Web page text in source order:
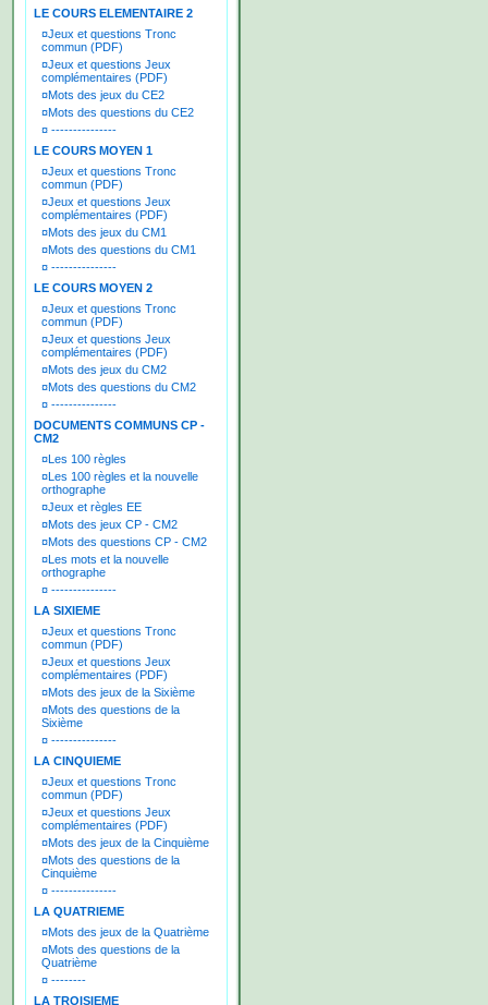
LE COURS ELEMENTAIRE 2
¤Jeux et questions Tronc
commun (PDF)
¤Jeux et questions Jeux
complémentaires (PDF)
¤Mots des jeux du CE2
¤Mots des questions du CE2
¤ ---------------
LE COURS MOYEN 1
¤Jeux et questions Tronc
commun (PDF)
¤Jeux et questions Jeux
complémentaires (PDF)
¤Mots des jeux du CM1
¤Mots des questions du CM1
¤ ---------------
LE COURS MOYEN 2
¤Jeux et questions Tronc
commun (PDF)
¤Jeux et questions Jeux
complémentaires (PDF)
¤Mots des jeux du CM2
¤Mots des questions du CM2
¤ ---------------
DOCUMENTS COMMUNS CP -
CM2
¤Les 100 règles
¤Les 100 règles et la nouvelle
orthographe
¤Jeux et règles EE
¤Mots des jeux CP - CM2
¤Mots des questions CP - CM2
¤Les mots et la nouvelle
orthographe
¤ ---------------
LA SIXIEME
¤Jeux et questions Tronc
commun (PDF)
¤Jeux et questions Jeux
complémentaires (PDF)
¤Mots des jeux de la Sixième
¤Mots des questions de la
Sixième
¤ ---------------
LA CINQUIEME
¤Jeux et questions Tronc
commun (PDF)
¤Jeux et questions Jeux
complémentaires (PDF)
¤Mots des jeux de la Cinquième
¤Mots des questions de la
Cinquième
¤ ---------------
LA QUATRIEME
¤Mots des jeux de la Quatrième
¤Mots des questions de la
Quatrième
¤ --------
LA TROISIEME